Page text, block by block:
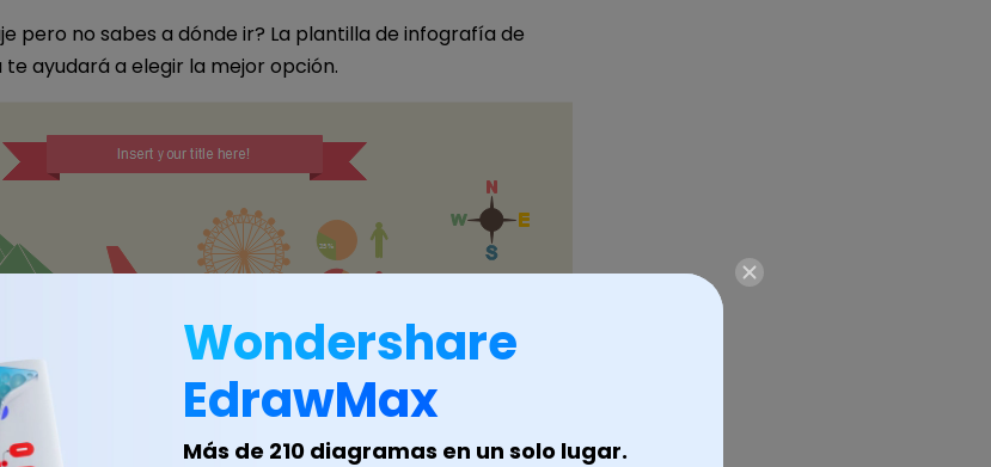
pero no sabes a dónde ir? La plantilla de infografía de
ayudará a elegir la mejor opción.
Wondershare
EdrawMax
Más de 210 diagramas en un solo lugar.